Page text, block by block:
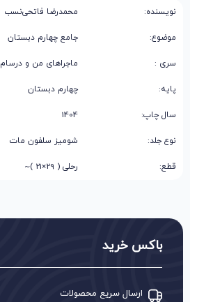
نویسنده: محمدرضا فاتحی‌نسب
موضوع: جامع چهارم دبستان
سری : ماجراهای من و درسام
پایه: چهارم دبستان
سال چاپ: 1404
نوع جلد: شومیز سلفون مات
قطع: رحلی ( 29×21 )~
باکس خرید
ارسال سریع محصولات